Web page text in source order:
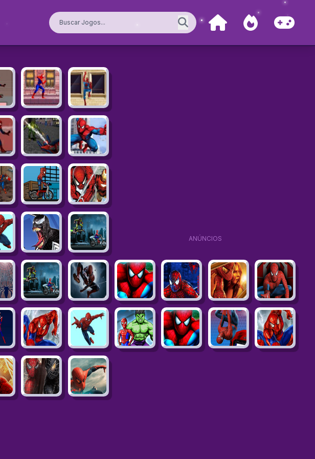
ANÚNCIOS